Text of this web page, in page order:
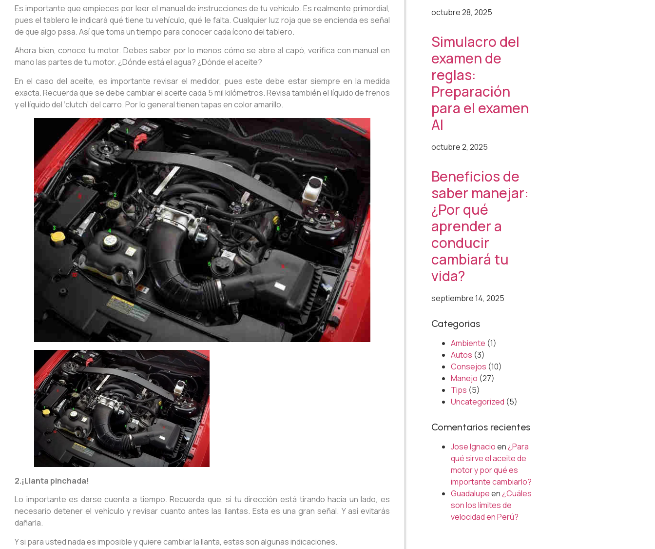
Es importante que empieces por leer el manual de instrucciones de tu vehículo. Es realmente primordial,
pues el tablero le indicará qué tiene tu vehículo, qué le falta. Cualquier luz roja que se encienda es señal
de que algo pasa. Así que toma un tiempo para conocer cada ícono del tablero.
Ahora bien, conoce tu motor. Debes saber por lo menos cómo se abre al capó, verifica con manual en
mano las partes de tu motor. ¿Dónde está el agua? ¿Dónde el aceite?
En el caso del aceite, es importante revisar el medidor, pues este debe estar siempre en la medida
exacta. Recuerda que se debe cambiar el aceite cada 5 mil kilómetros. Revisa también el líquido de frenos
y el líquido del ‘clutch’ del carro. Por lo general tienen tapas en color amarillo.
2.¡Llanta pinchada!
Lo importante es darse cuenta a tiempo. Recuerda que, si tu dirección está tirando hacia un lado, es
necesario detener el vehículo y revisar cuanto antes las llantas. Esta es una gran señal. Y así evitarás
dañarla.
Y si para usted nada es imposible y quiere cambiar la llanta, estas son algunas indicaciones.
octubre 28, 2025
Simulacro del
examen de
reglas:
Preparación
para el examen
AI
octubre 2, 2025
Beneficios de
saber manejar:
¿Por qué
aprender a
conducir
cambiará tu
vida?
septiembre 14, 2025
Categorias
Ambiente (1)
Autos (3)
Consejos (10)
Manejo (27)
Tips (5)
Uncategorized (5)
Comentarios recientes
Jose Ignacioen¿Para
qué sirve el aceite de
motor y por qué es
importante cambiarlo?
Guadalupeen¿Cuáles
son los límites de
velocidad en Perú?